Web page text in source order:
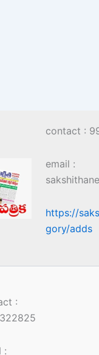
contact :
email :
https://
gory/adds
:
: